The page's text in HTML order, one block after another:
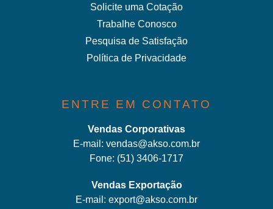
Solicite uma Cotação
Trabalhe Conosco
Pesquisa de Satisfação
Política de Privacidade
ENTRE EM CONTATO
Vendas Corporativas
E-mail: vendas@akso.com.br
Fone: (51) 3406-1717
Vendas Exportação
E-mail: export@akso.com.br